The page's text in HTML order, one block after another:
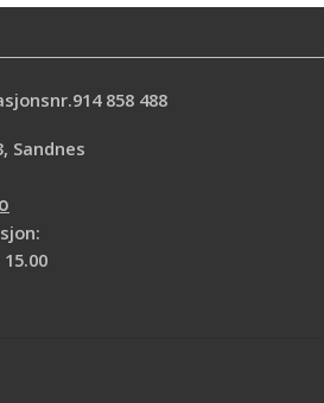
858 488
Sandnes